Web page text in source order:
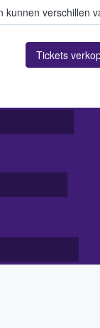
kunnen verschillen
Tickets